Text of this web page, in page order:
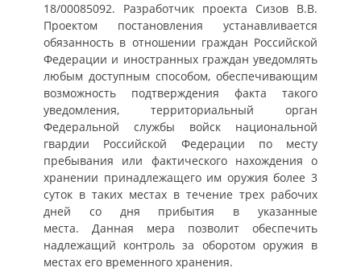
18/00085092. Разработчик проекта Сизов В.В.
Проектом постановления устанавливается
обязанность в отношении граждан Российской
Федерации и иностранных граждан уведомлять
любым доступным способом, обеспечивающим
возможность подтверждения факта такого
уведомления, территориальный орган
Федеральной службы войск национальной
гвардии Российской Федерации по месту
пребывания или фактического нахождения о
хранении принадлежащего им оружия более 3
суток в таких местах в течение трех рабочих
дней со дня прибытия в указанные
места. Данная мера позволит обеспечить
надлежащий контроль за оборотом оружия в
местах его временного хранения.